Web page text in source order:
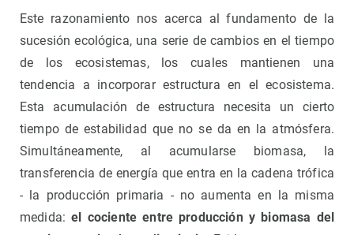
Este razonamiento nos acerca al fundamento de la
sucesión ecológica, una serie de cambios en el tiempo
de los ecosistemas, los cuales mantienen una
tendencia a incorporar estructura en el ecosistema.
Esta acumulación de estructura necesita un cierto
tiempo de estabilidad que no se da en la atmósfera.
Simultáneamente, al acumularse biomasa, la
transferencia de energía que entra en la cadena trófica
- la producción primaria - no aumenta en la misma
medida:el cociente entre producción y biomasa del